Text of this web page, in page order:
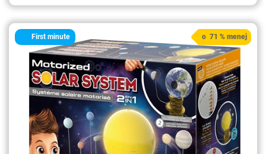
First minute o 71 % menej